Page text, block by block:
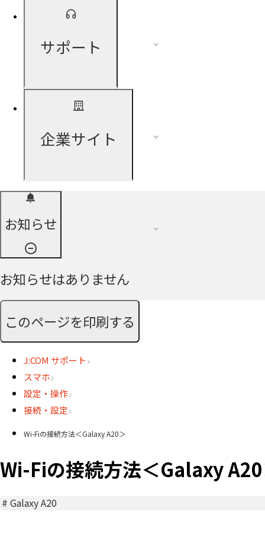
サポート
企業サイト
お知らせ
お知らせはありません
このページを印刷する
J:COM サポート
スマホ
設定・操作
接続・設定
Wi-Fiの接続方法＜Galaxy A20＞
Wi-Fiの接続方法＜Galaxy
#Galaxy A20